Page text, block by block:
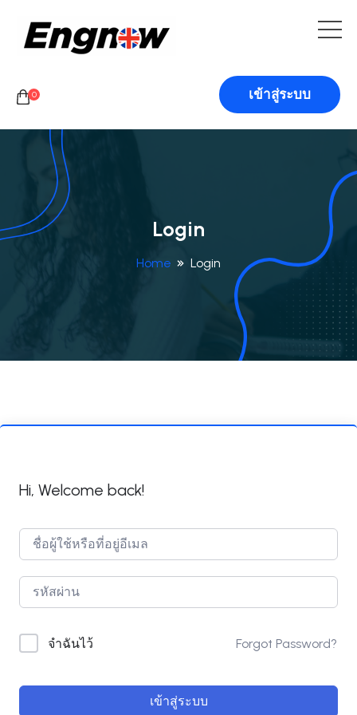
0 เข้าสู่ระบบ
Login
Home Login
Hi, Welcome back!
จำฉันไว้ Forgot Password?
เข้าสู่ระบบ